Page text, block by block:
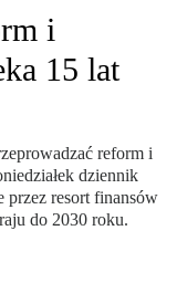
i
15 lat
reform i
dziennik
przez resort finansów
do 2030 roku.